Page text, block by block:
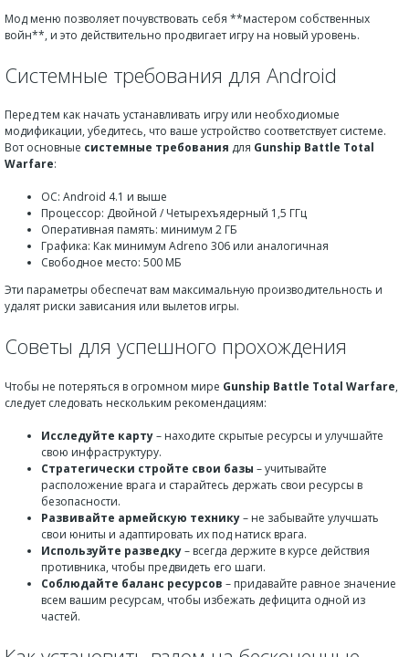
Мод меню позволяет почувствовать себя **мастером собственных
войн**, и это действительно продвигает игру на новый уровень.
Системные требования для Android
Перед тем как начать устанавливать игру или необходиомые
модификации, убедитесь, что ваше устройство соответствует системе.
Вот основные системные требования для Gunship Battle Total
Warfare:
ОС: Android 4.1 и выше
Процессор: Двойной / Четырехъядерный 1,5 ГГц
Оперативная память: минимум 2 ГБ
Графика: Как минимум Adreno 306 или аналогичная
Свободное место: 500 МБ
Эти параметры обеспечат вам максимальную производительность и
удалят риски зависания или вылетов игры.
Советы для успешного прохождения
Чтобы не потеряться в огромном мире Gunship Battle Total Warfare,
следует следовать нескольким рекомендациям:
Исследуйте карту– находите скрытые ресурсы и улучшайте
свою инфраструктуру.
Стратегически стройте свои базы – учитывайте
расположение врага и старайтесь держать свои ресурсы в
безопасности.
Развивайте армейскую технику– не забывайте улучшать
свои юниты и адаптировать их под натиск врага.
Используйте разведку– всегда держите в курсе действия
противника, чтобы предвидеть его шаги.
Соблюдайте баланс ресурсов – придавайте равное значение
всем вашим ресурсам, чтобы избежать дефицита одной из
частей.